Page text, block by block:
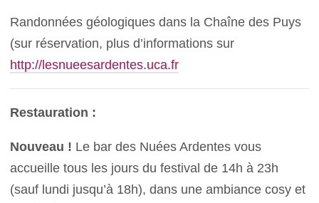
Randonnées géologiques dans la Chaîne des Puys
(sur réservation, plus d’informations sur
http://lesnueesardentes.uca.fr
Restauration :
Nouveau ! Le bar des Nuées Ardentes vous
accueille tous les jours du festival de 14h à 23h
(sauf lundi jusqu’à 18h), dans une ambiance cosy et